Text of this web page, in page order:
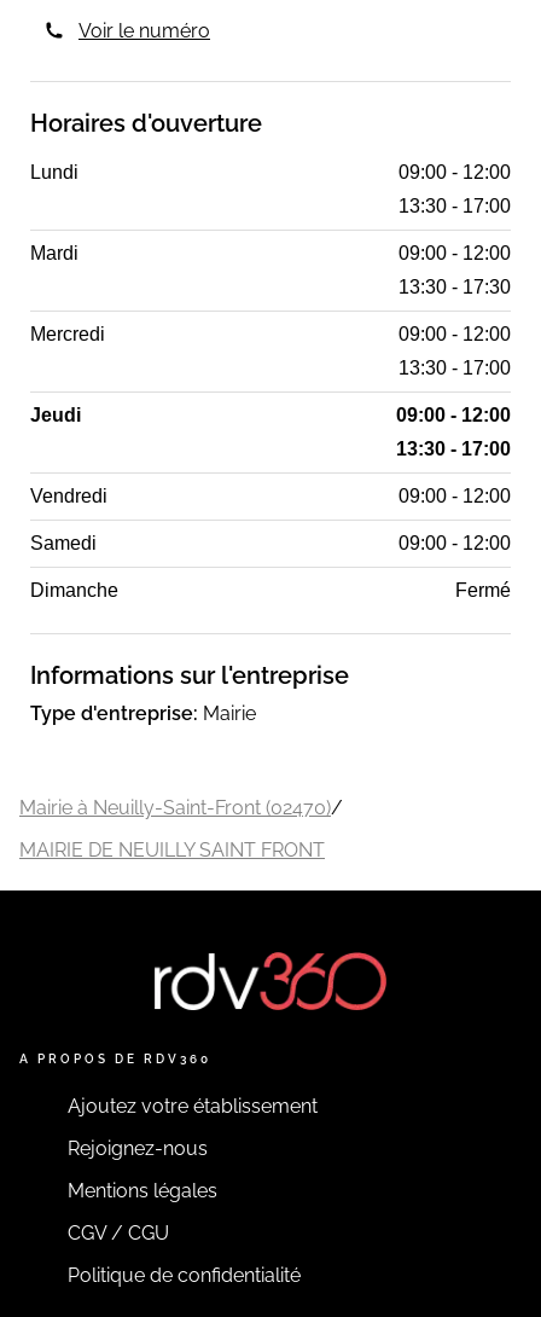
Voir le numéro
Horaires d'ouverture
Lundi
09:00 - 12:00
13:30 - 17:00
Mardi
09:00 - 12:00
13:30 - 17:30
Mercredi
09:00 - 12:00
13:30 - 17:00
Jeudi
09:00 - 12:00
13:30 - 17:00
Vendredi 09:00 - 12:00
Samedi 09:00 - 12:00
Dimanche Fermé
Informations sur l'entreprise
Type d'entreprise: Mairie
Mairie à Neuilly-Saint-Front (02470)/
MAIRIE DE NEUILLY SAINT FRONT
A PROPOS DE RDV360
Ajoutez votre établissement
Rejoignez-nous
Mentions légales
CGV / CGU
Politique de confidentialité